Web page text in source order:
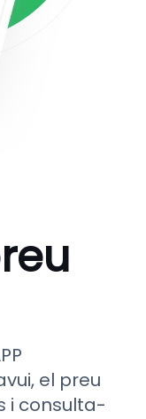
el preu
i consulta-